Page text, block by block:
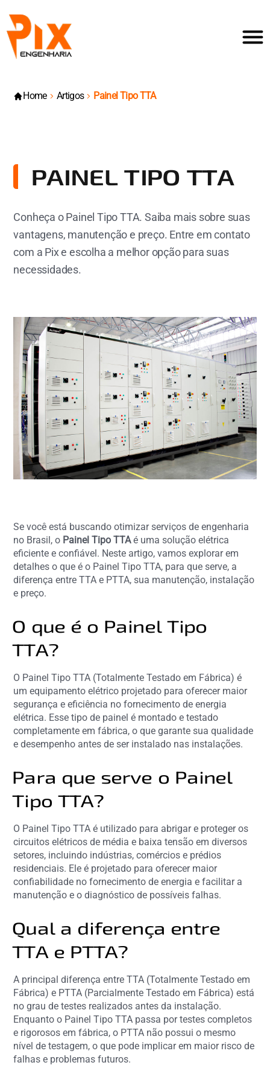
Home Artigos Painel Tipo TTA
PAINEL TIPO TTA
Conheça o Painel Tipo TTA. Saiba mais sobre suas
vantagens, manutenção e preço. Entre em contato
com a Pix e escolha a melhor opção para suas
necessidades.
Se você está buscando otimizar serviços de engenharia
no Brasil, o Painel Tipo TTAé uma solução elétrica
eficiente e confiável. Neste artigo, vamos explorar em
detalhes o que é o Painel Tipo TTA, para que serve, a
diferença entre TTA e PTTA, sua manutenção, instalação
e preço.
O que é o Painel Tipo
TTA?
O Painel Tipo TTA (Totalmente Testado em Fábrica) é
um equipamento elétrico projetado para oferecer maior
segurança e eficiência no fornecimento de energia
elétrica. Esse tipo de painel é montado e testado
completamente em fábrica, o que garante sua qualidade
e desempenho antes de ser instalado nas instalações.
Para que serve o Painel
Tipo TTA?
O Painel Tipo TTA é utilizado para abrigar e proteger os
circuitos elétricos de média e baixa tensão em diversos
setores, incluindo indústrias, comércios e prédios
residenciais. Ele é projetado para oferecer maior
confiabilidade no fornecimento de energia e facilitar a
manutenção e o diagnóstico de possíveis falhas.
Qual a diferença entre
TTA e PTTA?
A principal diferença entre TTA (Totalmente Testado em
Fábrica) e PTTA (Parcialmente Testado em Fábrica) está
no grau de testes realizados antes da instalação.
Enquanto o Painel Tipo TTA passa por testes completos
e rigorosos em fábrica, o PTTA não possui o mesmo
nível de testagem, o que pode implicar em maior risco de
falhas e problemas futuros.